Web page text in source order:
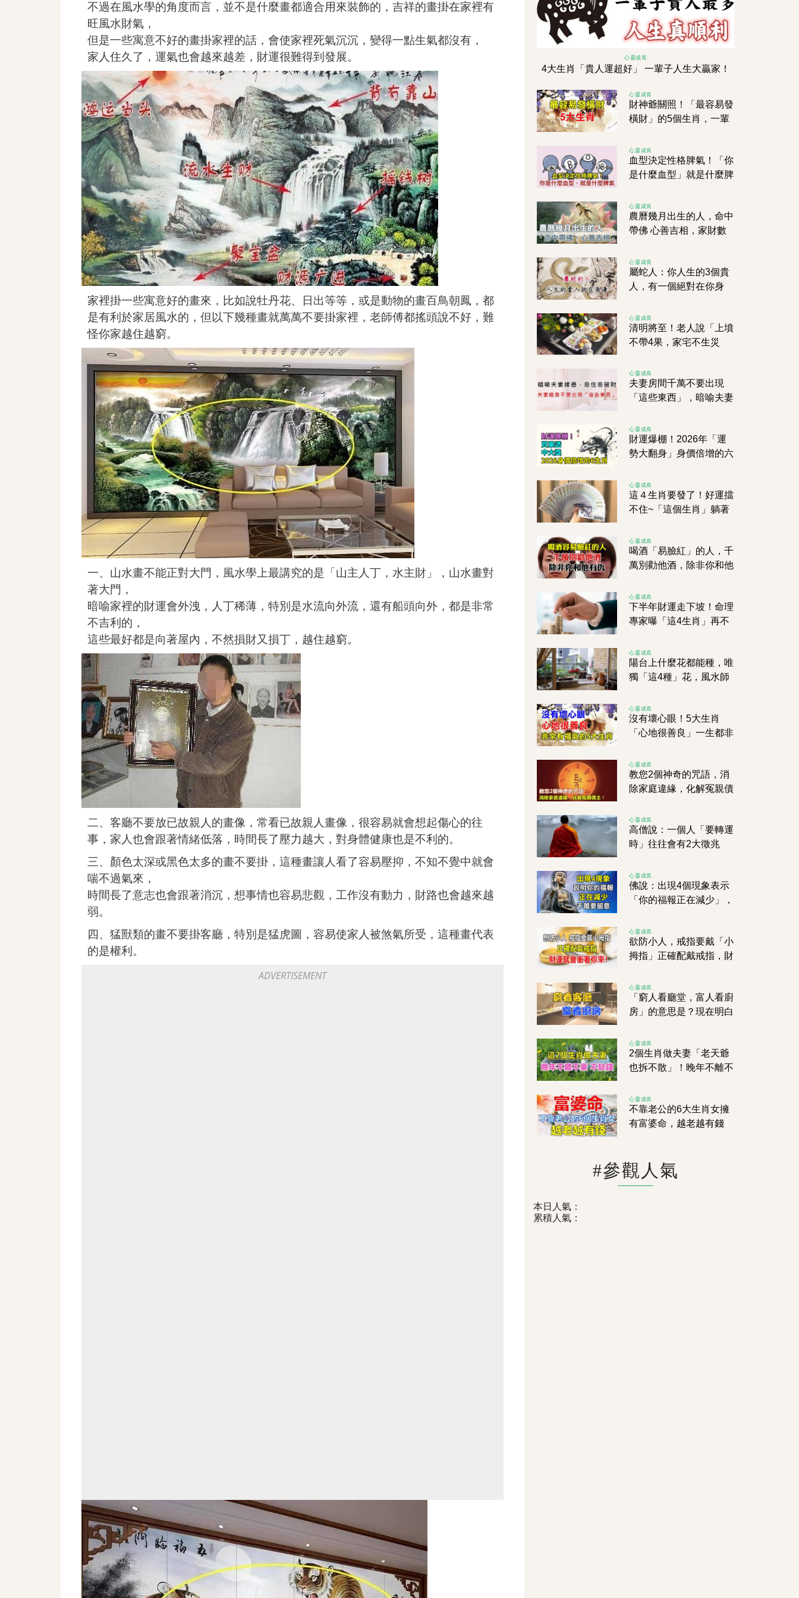
不過在風水學的角度而言，並不是什麼畫都適合用來裝飾的，吉祥的畫掛在家裡有
旺風水財氣，
但是一些寓意不好的畫掛家裡的話，會使家裡死氣沉沉，變得一點生氣都沒有，
家人住久了，運氣也會越來越差，財運很難得到發展。
家裡掛一些寓意好的畫來，比如說牡丹花、日出等等，或是動物的畫百鳥朝鳳，都
是有利於家居風水的，但以下幾種畫就萬萬不要掛家裡，老師傅都搖頭說不好，難
怪你家越住越窮。
一、山水畫不能正對大門，風水學上最講究的是「山主人丁，水主財」，山水畫對
著大門，
暗喻家裡的財運會外洩，人丁稀薄，特別是水流向外流，還有船頭向外，都是非常
不吉利的，
這些最好都是向著屋內，不然損財又損丁，越住越窮。
二、客廳不要放已故親人的畫像，常看已故親人畫像，很容易就會想起傷心的往
事，家人也會跟著情緒低落，時間長了壓力越大，對身體健康也是不利的。
三、顏色太深或黑色太多的畫不要掛，這種畫讓人看了容易壓抑，不知不覺中就會
喘不過氣來，
時間長了意志也會跟著消沉，想事情也容易悲觀，工作沒有動力，財路也會越來越
弱。
四、猛獸類的畫不要掛客廳，特別是猛虎圖，容易使家人被煞氣所受，這種畫代表
的是權利。
心靈成長
4大生肖「貴人運超好」 一輩子人生大贏家！
心靈成長
財神爺關照！「最容易發
橫財」的5個生肖，一輩
心靈成長
血型決定性格脾氣！「你
是什麼血型」就是什麼脾
人」
心靈成長
農曆幾月出生的人，命中
帶佛 心善吉相，家財數
心靈成長
屬蛇人：你人生的3個貴
人，有一個絕對在你身
意！
心靈成長
清明將至！老人說「上墳
不帶4果，家宅不生災
帶錯了
心靈成長
夫妻房間千萬不要出現
「這些東西」，暗喻夫妻
心靈成長
財運爆棚！2026年「運
勢大翻身」身價倍增的六
心靈成長
這４生肖要發了！好運擋
不住~「這個生肖」躺著
心靈成長
喝酒「易臉紅」的人，千
萬別勸他酒，除非你和他
心靈成長
下半年財運走下坡！命理
專家曝「這4生肖」再不
心靈成長
陽台上什麼花都能種，唯
獨「這4種」花，風水師
心靈成長
沒有壞心眼！5大生肖
「心地很善良」一生都非
心靈成長
教您2個神奇的咒語，消
除家庭違緣，化解冤親債
心靈成長
高僧說：一個人「要轉運
時」往往會有2大徵兆
你了
心靈成長
佛說：出現4個現象表示
「你的福報正在減少」，
心靈成長
欲防小人，戒指要戴「小
拇指」正確配戴戒指，財
心靈成長
「窮人看廳堂，富人看廚
房」的意思是？現在明白
心靈成長
2個生肖做夫妻「老天爺
也拆不散」！晚年不離不
老！
心靈成長
不靠老公的6大生肖女擁
有富婆命，越老越有錢
#參觀人氣
本日人氣：
累積人氣：